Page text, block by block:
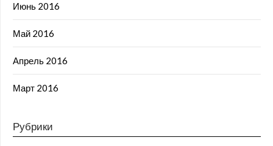
Июнь 2016
Май 2016
Апрель 2016
Март 2016
Рубрики